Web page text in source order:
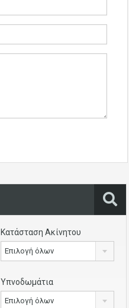
Κατάσταση Ακίνητου
Επιλογή όλων
Υπνοδωμάτια
Επιλογή όλων